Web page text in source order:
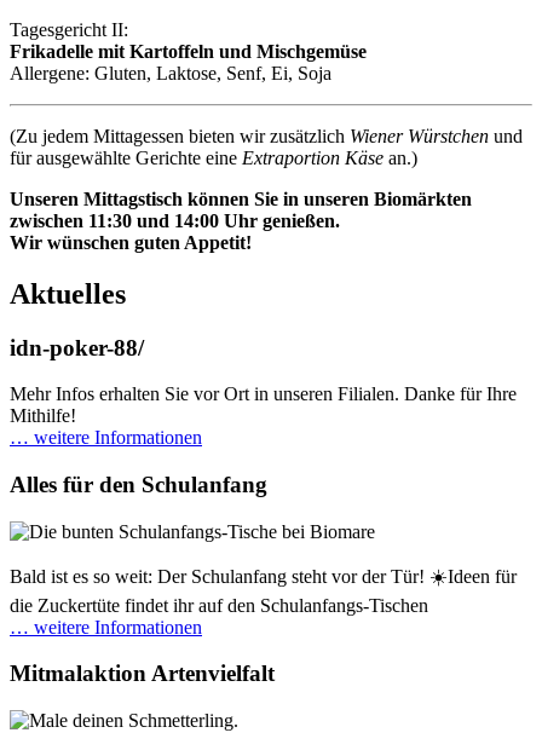
Tagesgericht II:
Frikadelle mit Kartoffeln und Mischgemüse
Allergene: Gluten, Laktose, Senf, Ei, Soja
(Zu jedem Mittagessen bieten wir zusätzlich Wiener Würstchen und
für ausgewählte Gerichte eine Extraportion Käse an.)
Unseren Mittagstisch können Sie in unseren Biomärkten
zwischen 11:30 und 14:00 Uhr genießen.
Wir wünschen guten Appetit!
Aktuelles
idn-poker-88/
Mehr Infos erhalten Sie vor Ort in unseren Filialen. Danke für Ihre
Mithilfe!
… weitere Informationen
Alles für den Schulanfang
Bald ist es so weit: Der Schulanfang steht vor der Tür! ☀️Ideen für
die Zuckertüte findet ihr auf den Schulanfangs-Tischen
… weitere Informationen
Mitmalaktion Artenvielfalt